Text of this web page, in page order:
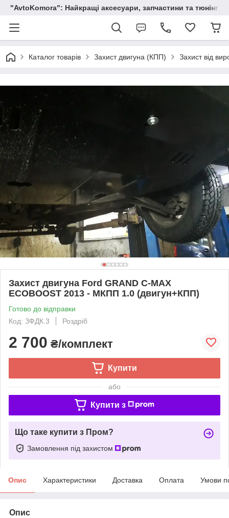
"AvtoKomora": Найкращі аксесуари, запчастини та тюнінг
Каталог товарів Захист двигуна (КПП) Захист від
Захист двигуна Ford GRAND C-MAX
ECOBOOST 2013 - МКПП 1.0 (двигун+КПП)
Готово до відправки
Код: ЗФДК.3
Роздріб
2 700 ₴/комплект
Купити
або
Купити з
Що таке купити з Пром?
Замовлення під захистом
Опис Характеристики Доставка Оплата Умови
Опис